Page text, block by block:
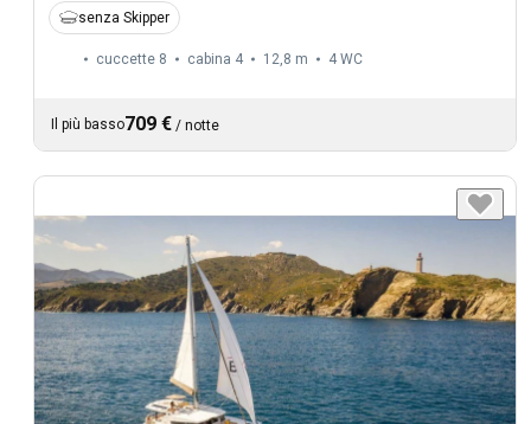
senza Skipper
cuccette 8 cabina 4 12,8 m 4 WC
Il più basso709 € / notte